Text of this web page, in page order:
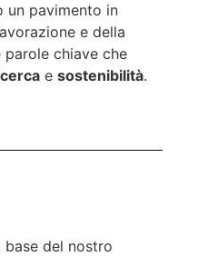
un pavimento in
e della
chiave che
e sostenibilità.
base del nostro